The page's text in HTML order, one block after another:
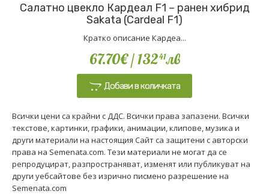
Салатно цвекло Кардеал F1 – ранен хибрид
Sakata (Cardeal F1)
Кратко описание Кардеа...
67.70€/ 13241лв
Добави в количката
Всички цени са крайни с ДДС. Всички права запазени. Всички
текстове, картинки, графики, анимации, клипове, музика и
други материали на настоящия Сайт са защитени с авторски
права на Semenata.com. Тези материали не могат да се
репродуцират, разпространяват, изменят или публикуват на
други уебсайтове без изрично писмено разрешение на
Semenata.com